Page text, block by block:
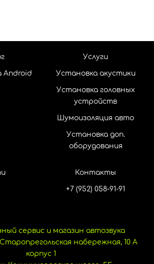
Android
Услуги
Установка акустики
Установка головных
устройств
Шумоизоляция авто
Установка доп.
оборудования
Контакты
+7 (952) 058-91-91
сервис и магазин автозвука
набережная, 10 А
корпус 1